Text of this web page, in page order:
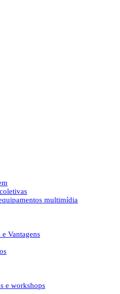
multimídia
Vantagens
e workshops